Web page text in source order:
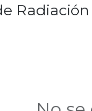
Radiación